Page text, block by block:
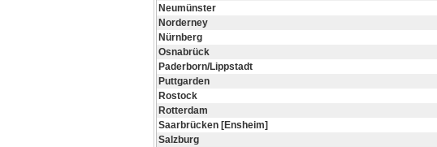
Neumünster
Norderney
Nürnberg
Osnabrück
Paderborn/Lippstadt
Puttgarden
Rostock
Rotterdam
Saarbrücken [Ensheim]
Salzburg